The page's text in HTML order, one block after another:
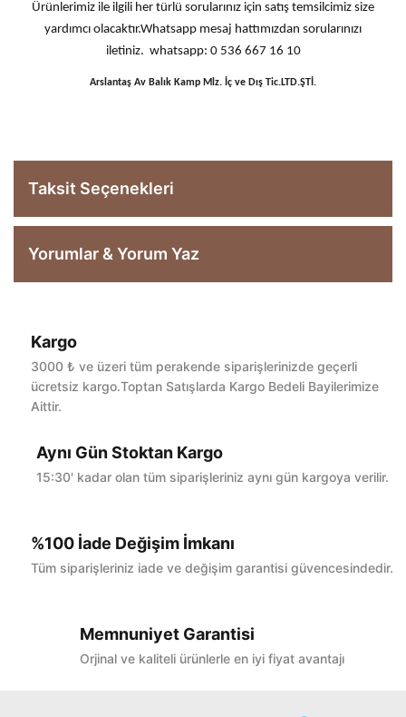
Ürünlerimiz ile ilgili her türlü sorularınız için satış temsilcimiz size
yardımcı olacaktır.Whatsapp mesaj hattımızdan sorularınızı
iletiniz. whatsapp: 0 536 667 16 10
Arslantaş Av Balık Kamp Mlz. İç ve Dış Tic.LTD.ŞTİ.
Taksit Seçenekleri
Yorumlar & Yorum Yaz
Bu ürüne ilk yorumu siz yapın!
Kargo
3000 ₺ ve üzeri tüm perakende siparişlerinizde geçerli
ücretsiz kargo.Toptan Satışlarda Kargo Bedeli Bayilerimize
Aittir.
Aynı Gün Stoktan Kargo
15:30' kadar olan tüm siparişleriniz aynı gün kargoya verilir.
%100 İade Değişim İmkanı
Tüm siparişleriniz iade ve değişim garantisi güvencesindedir.
Memnuniyet Garantisi
Orjinal ve kaliteli ürünlerle en iyi fiyat avantajı